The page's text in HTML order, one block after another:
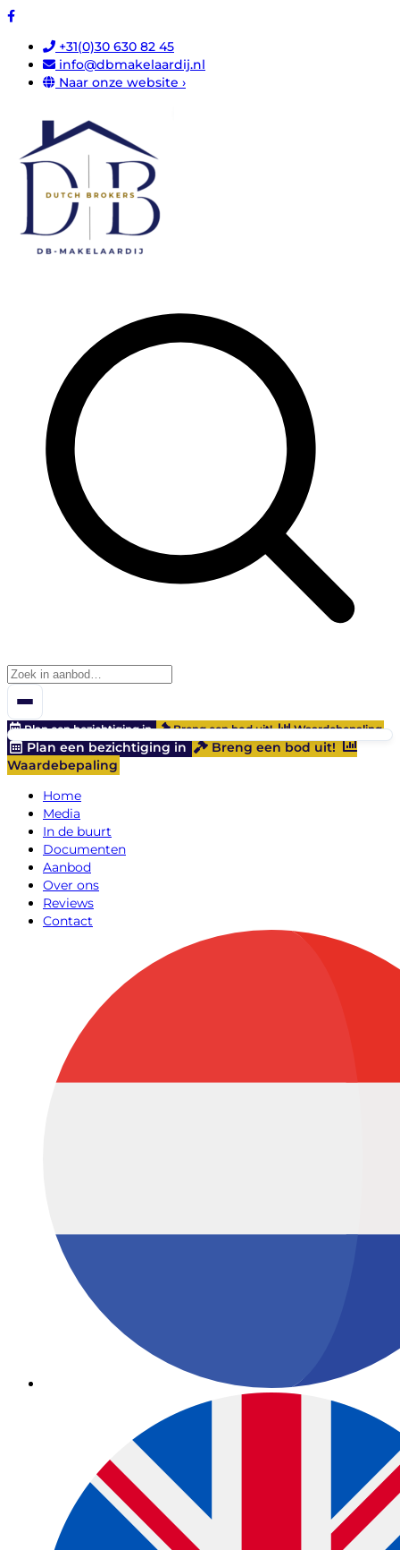
+31(0)30 630 82 45
info@dbmakelaardij.nl
Naar onze website ›
Plan een bezichtiging in Breng een bod uit! Waardebepaling
Plan een bezichtiging in
Breng een bod uit!
Waardebepaling
Home
Media
In de buurt
Documenten
Aanbod
Over ons
Reviews
Contact